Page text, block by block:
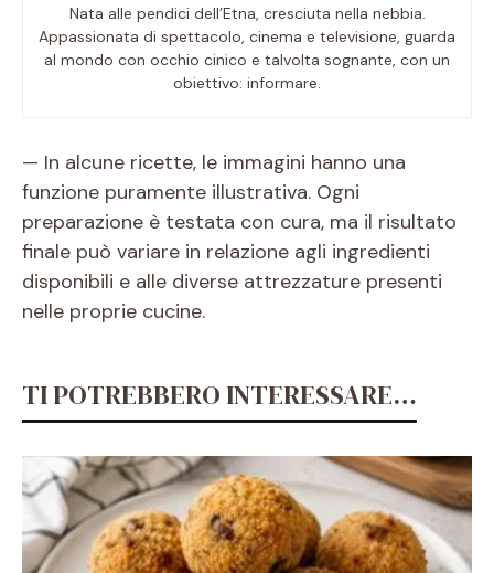
Nata alle pendici dell’Etna, cresciuta nella nebbia.
Appassionata di spettacolo, cinema e televisione, guarda
al mondo con occhio cinico e talvolta sognante, con un
obiettivo: informare.
— In alcune ricette, le immagini hanno una
funzione puramente illustrativa. Ogni
preparazione è testata con cura, ma il risultato
finale può variare in relazione agli ingredienti
disponibili e alle diverse attrezzature presenti
nelle proprie cucine.
TI POTREBBERO INTERESSARE…